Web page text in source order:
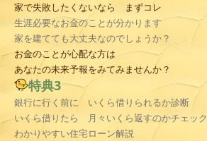
家で失敗したくないなら まずコレ
生涯必要なお金のことが分かります
家を建てても大丈夫なのでしょうか？
お金のことが心配な方は
あなたの未来予報をみてみませんか？
特典3
銀行に行く前に いくら借りられるか診断
いくら借りたら 月々いくら返すのかチェック
わかりやすい住宅ローン解説